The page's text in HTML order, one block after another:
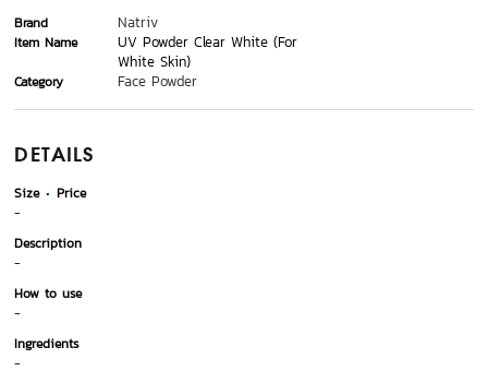
Brand Natriv
Item Name
UV Powder Clear White (For
White Skin)
Category Face Powder
DETAILS
Size
Price
-
Description
-
How to use
-
Ingredients
-